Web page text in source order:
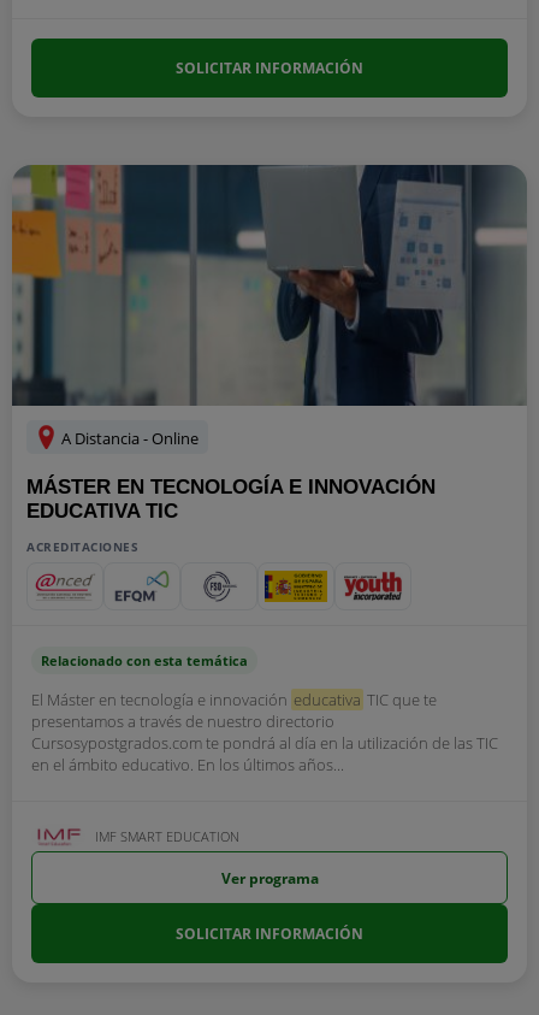
SOLICITAR INFORMACIÓN
A Distancia - Online
MÁSTER EN TECNOLOGÍA E INNOVACIÓN
EDUCATIVA TIC
ACREDITACIONES
Relacionado con esta temática
El Máster en tecnología e innovación educativa TIC que te
presentamos a través de nuestro directorio
Cursosypostgrados.com te pondrá al día en la utilización de las TIC
en el ámbito educativo. En los últimos años...
IMF SMART EDUCATION
Ver programa
SOLICITAR INFORMACIÓN